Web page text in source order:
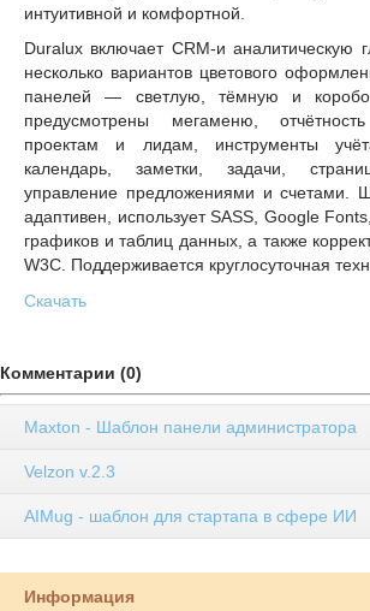
интуитивной и комфортной.
Duralux включает CRM-и аналитическую
несколько вариантов цветового
панелей — светлую, тёмную и
предусмотрены мегаменю,
проектам и лидам, инструменты
календарь, заметки, задачи,
управление предложениями и счетами.
адаптивен, использует SASS, Google
графиков и таблиц данных, а также
W3C. Поддерживается круглосуточная
Скачать
Комментарии (0)
Maxton - Шаблон панели администратора
Velzon v.2.3
AIMug - шаблон для стартапа в сфере ИИ
Информация